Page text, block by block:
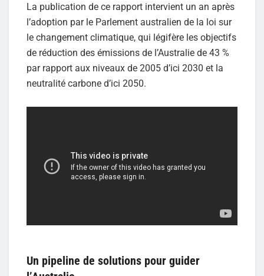
La publication de ce rapport intervient un an après
l’adoption par le Parlement australien de la loi sur
le changement climatique, qui légifère les objectifs
de réduction des émissions de l’Australie de 43 %
par rapport aux niveaux de 2005 d’ici 2030 et la
neutralité carbone d’ici 2050.
Un pipeline de solutions pour guider